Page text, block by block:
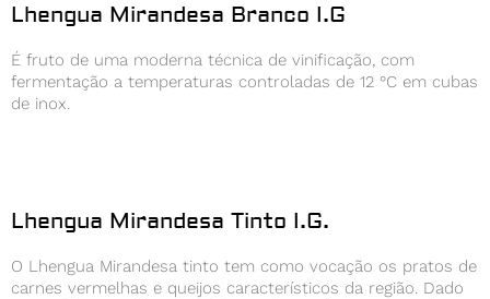
Lhengua Mirandesa Branco I.G
É fruto de uma moderna técnica de vinificação, com
fermentação a temperaturas controladas de 12 °C em cubas
de inox.
Lhengua Mirandesa Tinto I.G.
O Lhengua Mirandesa tinto tem como vocação os pratos de
carnes vermelhas e queijos característicos da região. Dado